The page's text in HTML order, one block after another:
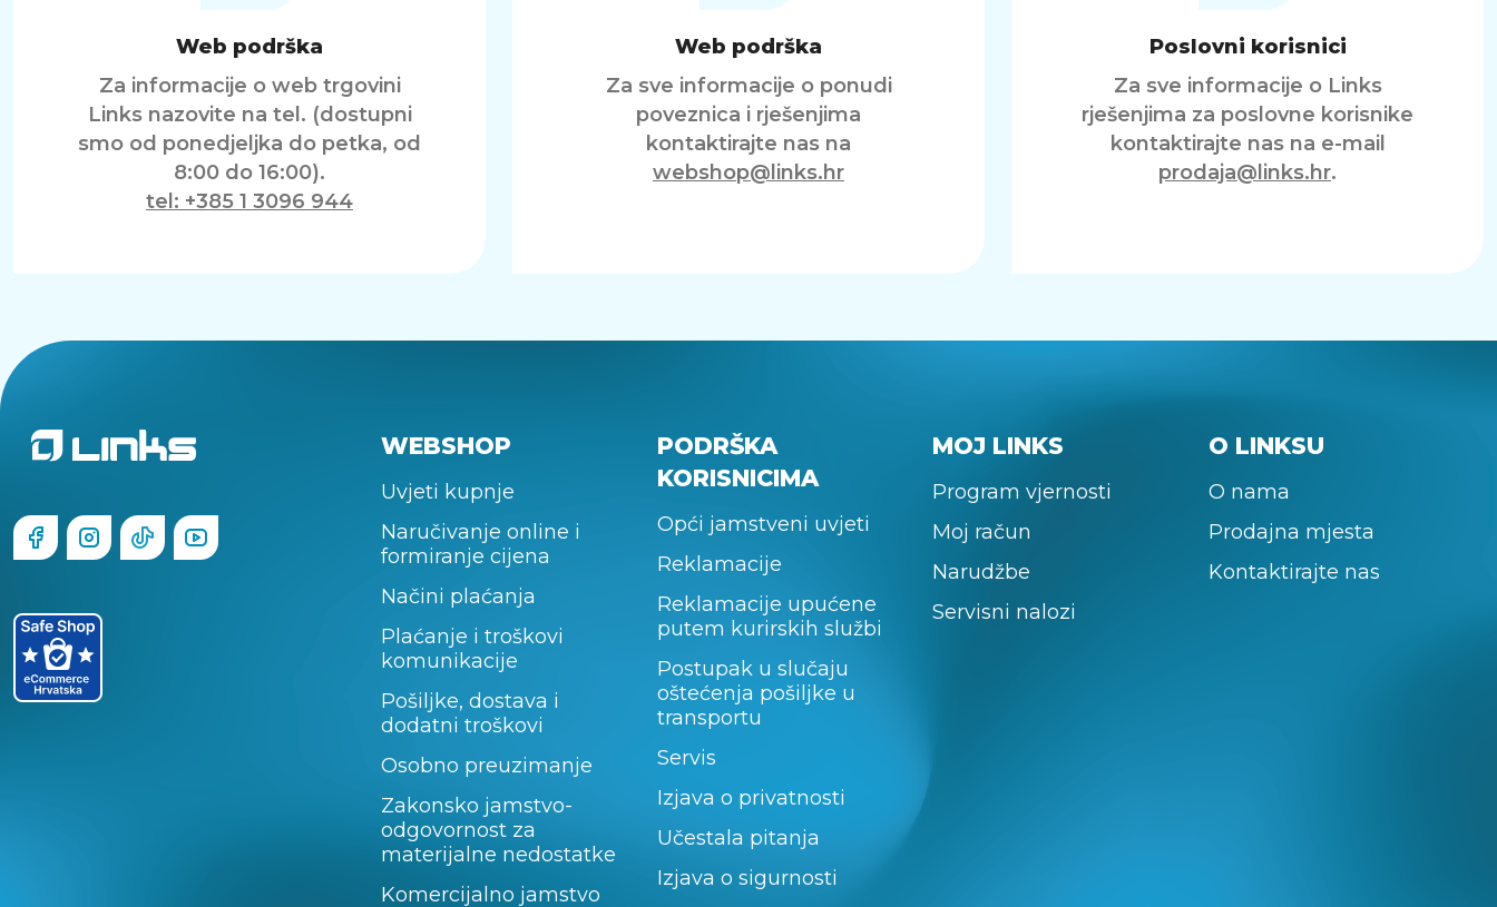
Web podrška
Za informacije o web trgovini
Links nazovite na tel. (dostupni
smo od ponedjeljka do petka, od
8:00 do 16:00).
tel: +385 1 3096 944
Web podrška
Za sve informacije o ponudi
poveznica i rješenjima
kontaktirajte nas na
webshop@links.hr
Poslovni korisnici
Za sve informacije o Links
rješenjima za poslovne korisnike
kontaktirajte nas na e-mail
prodaja@links.hr.
WEBSHOP
Uvjeti kupnje
Naručivanje online i
formiranje cijena
Načini plaćanja
Plaćanje i troškovi
komunikacije
Pošiljke, dostava i
dodatni troškovi
Osobno preuzimanje
Zakonsko jamstvo-
odgovornost za
materijalne nedostatke
Komercijalno jamstvo
PODRŠKA
KORISNICIMA
Opći jamstveni uvjeti
Reklamacije
Reklamacije upućene
putem kurirskih službi
Postupak u slučaju
oštećenja pošiljke u
transportu
Servis
Izjava o privatnosti
Učestala pitanja
Izjava o sigurnosti
MOJ LINKS
Program vjernosti
Moj račun
Narudžbe
Servisni nalozi
O LINKSU
O nama
Prodajna mjesta
Kontaktirajte nas